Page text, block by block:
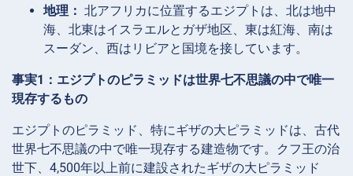
地理： 北アフリカに位置するエジプトは、北は地中
海、北東はイスラエルとガザ地区、東は紅海、南は
スーダン、西はリビアと国境を接しています。
事実1：エジプトのピラミッドは世界七不思議の中で唯一
現存するもの
エジプトのピラミッド、特にギザの大ピラミッドは、古代
世界七不思議の中で唯一現存する建造物です。クフ王の治
世下、4,500年以上前に建設されたギザの大ピラミッド